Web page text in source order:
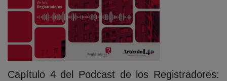
Capítulo 4 del Podcast de los Registradores: